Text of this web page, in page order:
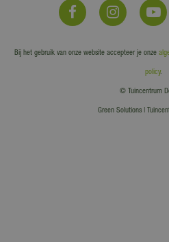
Bij het gebruik van onze website accepteer je onze
policy.
© Tuincentrum
Green Solutions